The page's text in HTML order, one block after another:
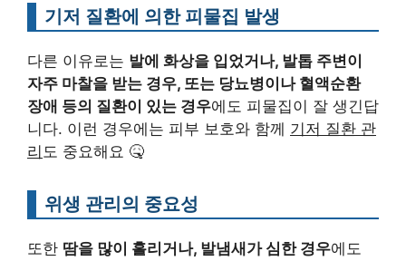
기저 질환에 의한 피물집 발생
다른 이유로는 발에 화상을 입었거나, 발톱 주변이
자주 마찰을 받는 경우, 또는 당뇨병이나 혈액순환
장애 등의 질환이 있는 경우에도 피물집이 잘 생긴답
니다. 이런 경우에는 피부 보호와 함께 기저 질환 관
리 도 중요해요 🤒
위생 관리의 중요성
또한 땀을 많이 흘리거나, 발냄새가 심한 경우에도